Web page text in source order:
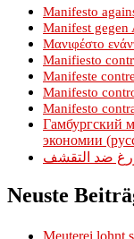
Manifesto
Manifest gegen
Μανιφέστο
Manifiesto
Manifeste
Manifesto
Manifesto
Гамбургский
экономии
ضد التقشف
Neuste
Meuterei lohnt